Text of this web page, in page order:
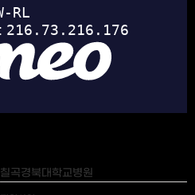
칠곡경북대학교병원